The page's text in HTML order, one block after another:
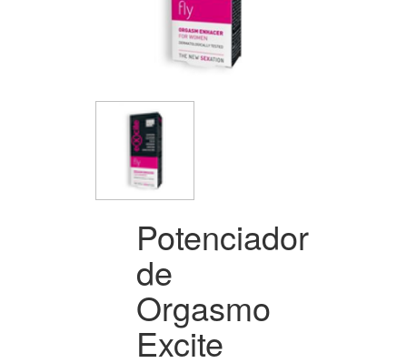
Potenciador
de
Orgasmo
Excite